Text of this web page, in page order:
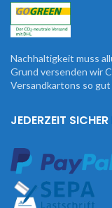
Nachhaltigkeit muss
Grund versenden wir
Versandkartons so
JEDERZEIT